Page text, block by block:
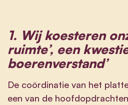
1. Wij koesteren
ruimte’, een
boerenverstand’
De coördinatie van het
een van de